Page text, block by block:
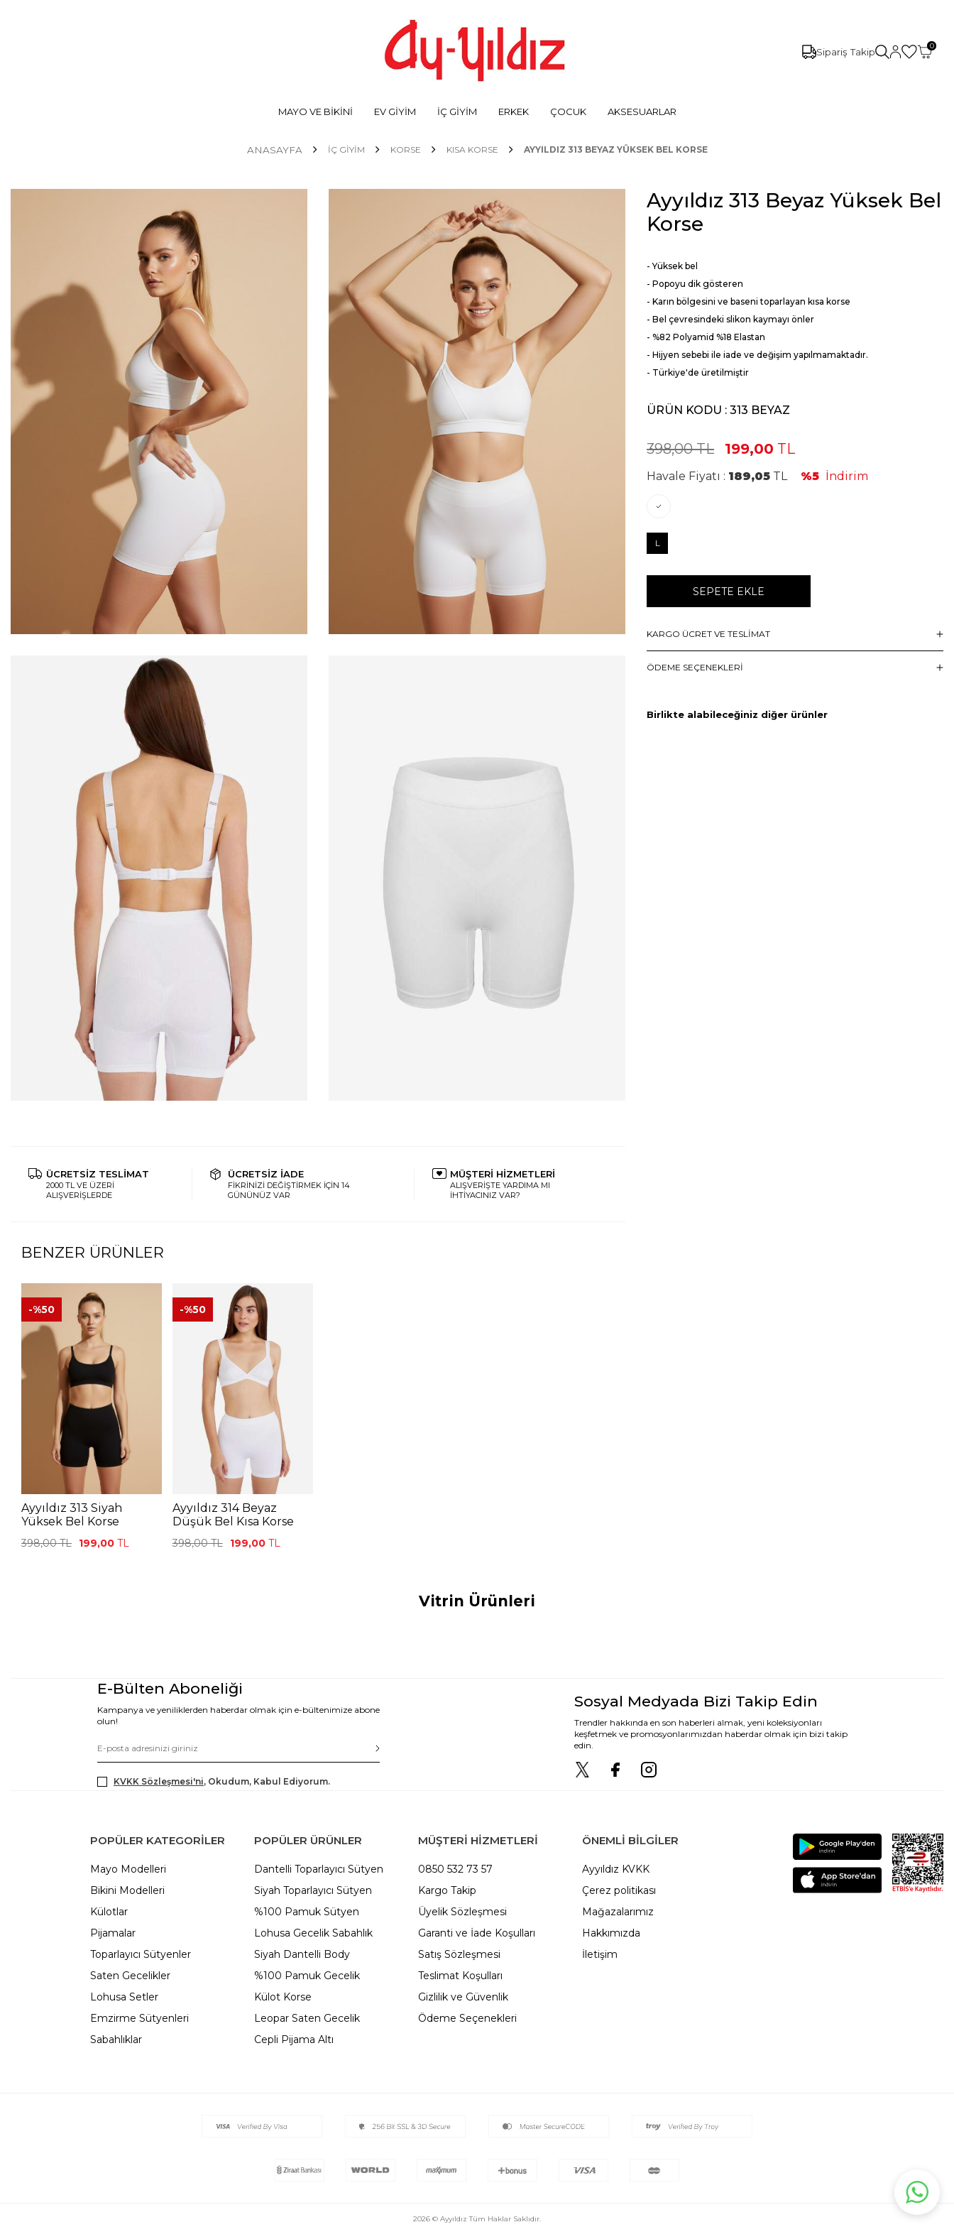
Sipariş Takip
0
MAYO VE BİKİNİ EV GİYİM İÇ GİYİM ERKEK ÇOCUK AKSESUARLAR
ANASAYFA İÇ GİYİM KORSE KISA KORSE AYYILDIZ 313 BEYAZ YÜKSEK BEL KORSE
ÜCRETSİZ TESLİMAT
2000 TL VE ÜZERİ
ALIŞVERİŞLERDE
ÜCRETSİZ İADE
FİKRİNİZİ DEĞİŞTİRMEK İÇİN 14
GÜNÜNÜZ VAR
MÜŞTERİ HİZMETLERİ
ALIŞVERİŞTE YARDIMA MI
İHTİYACINIZ VAR?
BENZER ÜRÜNLER
-%50
Ayyıldız 313 Siyah
Yüksek Bel Korse
398,00TL 199,00 TL
-%50
Ayyıldız 314 Beyaz
Düşük Bel Kısa Korse
398,00TL 199,00TL
Ayyıldız 313 Beyaz Yüksek Bel
Korse
- Yüksek bel
- Popoyu dik gösteren
- Karın bölgesini ve baseni toparlayan kısa korse
- Bel çevresindeki slikon kaymayı önler
- %82 Polyamid %18 Elastan
- Hijyen sebebi ile iade ve değişim yapılmamaktadır.
- Türkiye'de üretilmiştir
ÜRÜN KODU : 313 BEYAZ
398,00TL 199,00 TL
Havale Fiyatı : 189,05 TL %5 İndirim
L
SEPETE EKLE
KARGO ÜCRET VE TESLİMAT
ÖDEME SEÇENEKLERI
Birlikte alabileceğiniz diğer ürünler
Vitrin Ürünleri
E-Bülten Aboneliği
Kampanya ve yeniliklerden haberdar olmak için e-bültenimize abone
olun!
KVKK Sözleşmesi'ni, Okudum, Kabul Ediyorum.
Sosyal Medyada Bizi Takip Edin
Trendler hakkında en son haberleri almak, yeni koleksiyonları
keşfetmek ve promosyonlarımızdan haberdar olmak için bizi takip
edin.
POPÜLER KATEGORILER
Mayo Modelleri
Bikini Modelleri
Külotlar
Pijamalar
Toparlayıcı Sütyenler
Saten Gecelikler
Lohusa Setler
Emzirme Sütyenleri
Sabahlıklar
POPÜLER ÜRÜNLER
Dantelli Toparlayıcı Sütyen
Siyah Toparlayıcı Sütyen
%100 Pamuk Sütyen
Lohusa Gecelik Sabahlık
Siyah Dantelli Body
%100 Pamuk Gecelik
Külot Korse
Leopar Saten Gecelik
Cepli Pijama Altı
MÜŞTERİ HİZMETLERİ
0850 532 73 57
Kargo Takip
Üyelik Sözleşmesi
Garanti ve İade Koşulları
Satış Sözleşmesi
Teslimat Koşulları
Gizlilik ve Güvenlik
Ödeme Seçenekleri
ÖNEMLI BILGILER
Ayyıldız KVKK
Çerez politikası
Mağazalarımız
Hakkımızda
İletişim
2026 © Ayyıldız Tüm Haklar Saklıdır.